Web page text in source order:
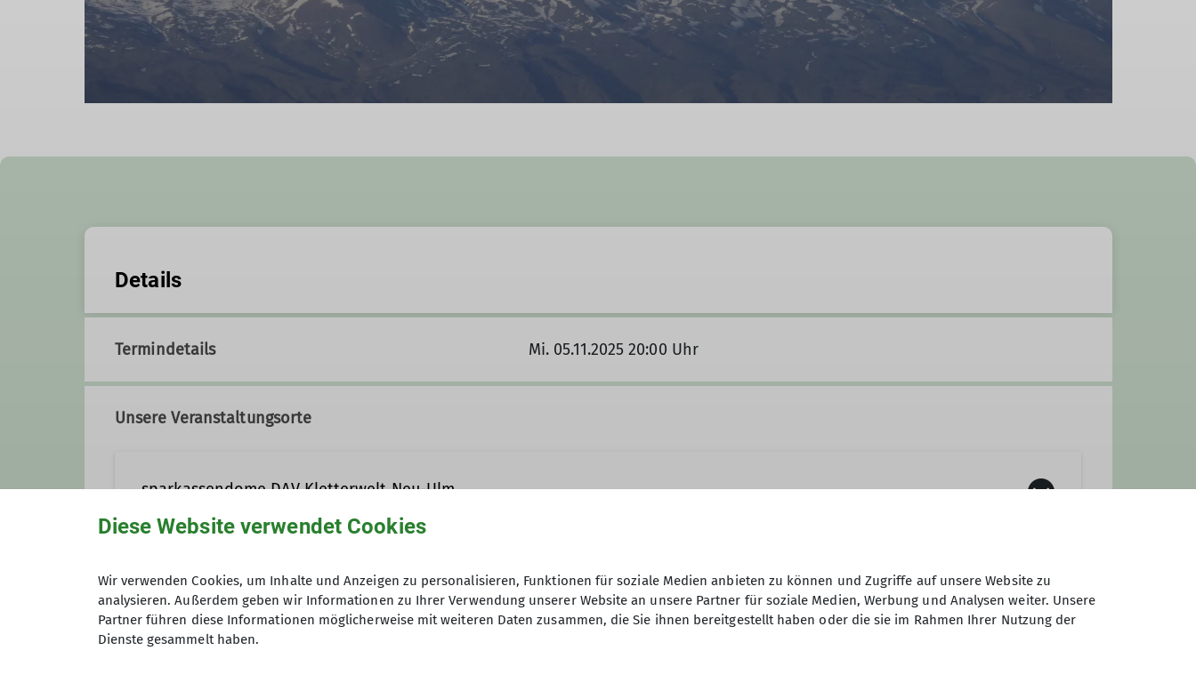
Details
Termindetails Mi. 05.11.2025 20:00 Uhr
Unsere Veranstaltungsorte
sparkassendome DAV Kletterwelt Neu-Ulm
89231 Neu-Ulm
Diese Website verwendet Cookies
Wir verwenden Cookies, um Inhalte und Anzeigen zu personalisieren, Funktionen für soziale Medien anbieten zu können und Zugriffe auf unsere Website zu
analysieren. Außerdem geben wir Informationen zu Ihrer Verwendung unserer Website an unsere Partner für soziale Medien, Werbung und Analysen weiter. Unsere
Partner führen diese Informationen möglicherweise mit weiteren Daten zusammen, die Sie ihnen bereitgestellt haben oder die sie im Rahmen Ihrer Nutzung der
Dienste gesammelt haben.